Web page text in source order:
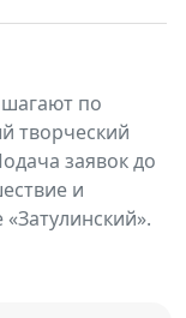
шагают по
творческий
заявок до
и